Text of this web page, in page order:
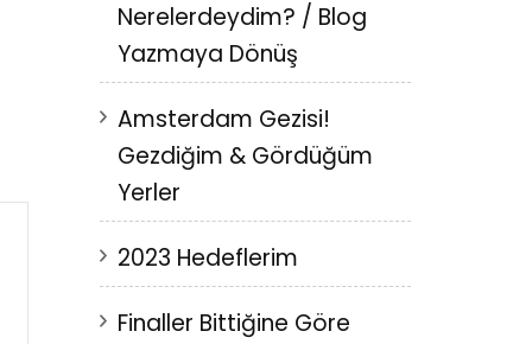
Nerelerdeydim? / Blog
Yazmaya Dönüş
Amsterdam Gezisi!
Gezdiğim & Gördüğüm
Yerler
2023 Hedeflerim
Finaller Bittiğine Göre